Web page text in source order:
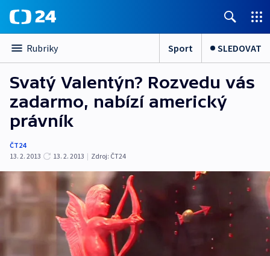
Rubriky Sport SLEDOVAT
Svatý Valentýn? Rozvedu vás
zadarmo, nabízí americký
právník
ČT24
13. 2. 2013
13. 2. 2013 | Zdroj: ČT24